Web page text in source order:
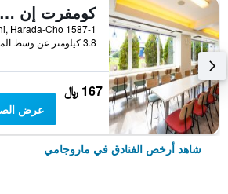
كومفرت إن زينتسوجي إنتر
3.8 كيلومتر عن وسط المدينة
167 ﷼
عرض
شاهد أرخص الفنادق في ماروجامي